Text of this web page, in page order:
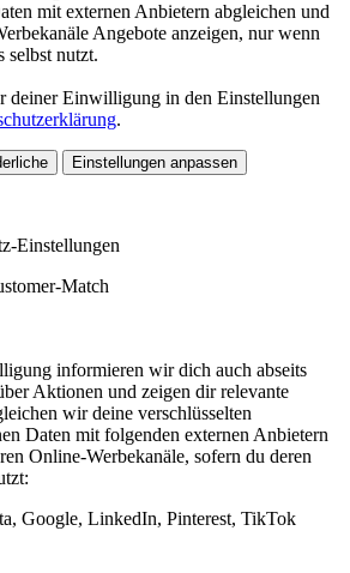
mit externen Anbietern abgleichen und
Angebote anzeigen, nur wenn
selbst nutzt.
deiner Einwilligung in den Einstellungen
.
Einstellungen anpassen
Einstellungen
Match
informieren wir dich auch abseits
Aktionen und zeigen dir relevante
wir deine verschlüsselten
Daten mit folgenden externen Anbietern
Online-Werbekanäle, sofern du deren
Google, LinkedIn, Pinterest, TikTok